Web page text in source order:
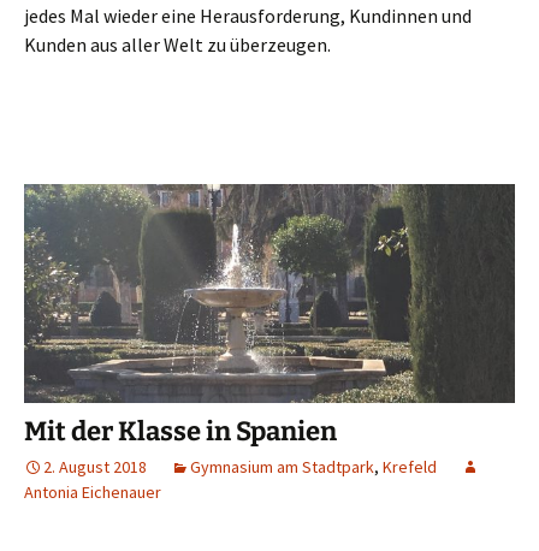
jedes Mal wieder eine Herausforderung, Kundinnen und
Kunden aus aller Welt zu überzeugen.
Mit der Klasse in Spanien
2. August 2018 Gymnasium am Stadtpark, Krefeld
Antonia Eichenauer